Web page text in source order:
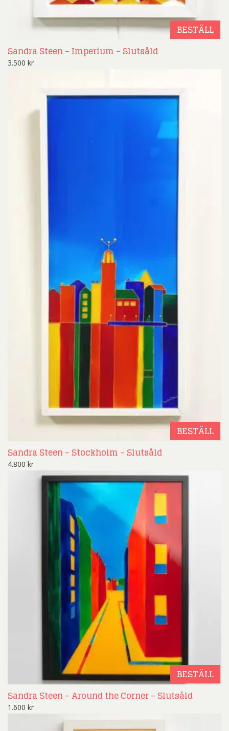
BESTÄLL
Sandra Steen – Imperium – Slutsåld
3.500 kr
BESTÄLL
Sandra Steen – Stockholm – Slutsåld
4.800 kr
BESTÄLL
Sandra Steen – Around the Corner – Slutsåld
1.600 kr